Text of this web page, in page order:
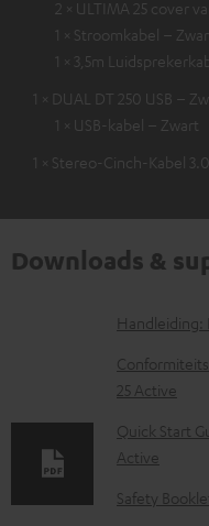
2 × ULTIMA 25 cover
1 × Stroomkabel –
1 × 3,5m
1 × DUAL DT 250 USB –
1 × USB-kabel – Zwart
1 × Stereo-Cinch-Kabel
Downloads &
D
o
w
n
l
o
Handleiding:
25 Active
Quick Start
Active
Safety